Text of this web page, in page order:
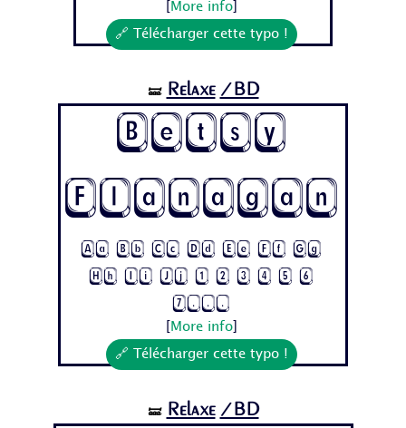
More info]
🔗 Télécharger cette typo !
🝛 Relaxe /BD
Betsy
Flanagan
Aa Bb Cc Dd Ee Ff Gg
Hh Ii Jj 1 2 3 4 5 6
7...
More info]
🔗 Télécharger cette typo !
🝛 Relaxe /BD